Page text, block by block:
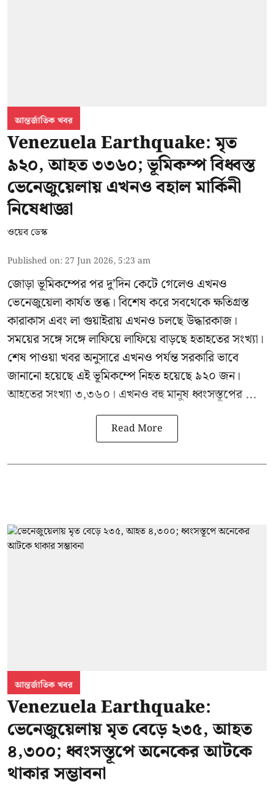
আন্তর্জাতিক খবর
Venezuela Earthquake: মৃত
৯২০, আহত ৩৩৬০; ভূমিকম্প বিধ্বস্ত
ভেনেজুয়েলায় এখনও বহাল মার্কিনী
নিষেধাজ্ঞা
ওয়েব ডেস্ক
Published on: 27 Jun 2026, 5:23 am
জোড়া ভূমিকম্পের পর দু’দিন কেটে গেলেও এখনও
ভেনেজুয়েলাকার্যত স্তব্ধ। বিশেষ করে সবথেকে ক্ষতিগ্রস্ত
কারাকাস এবং লা গুয়াইরায় এখনও চলছে উদ্ধারকাজ।
সময়ের সঙ্গে সঙ্গে লাফিয়ে লাফিয়ে বাড়ছে হতাহতের সংখ্যা।
শেষ পাওয়া খবর অনুসারে এখনও পর্যন্ত সরকারি ভাবে
জানানো হয়েছে এই ভূমিকম্পে নিহত হয়েছে ৯২০ জন।
আহতের সংখ্যা ৩,৩৬০। এখনও বহু মানুষ ধ্বংসস্তূপের ...
Read More
আন্তর্জাতিক খবর
Venezuela Earthquake:
ভেনেজুয়েলায় মৃত বেড়ে ২৩৫, আহত
৪,৩০০; ধ্বংসস্তূপে অনেকের আটকে
থাকার সম্ভাবনা